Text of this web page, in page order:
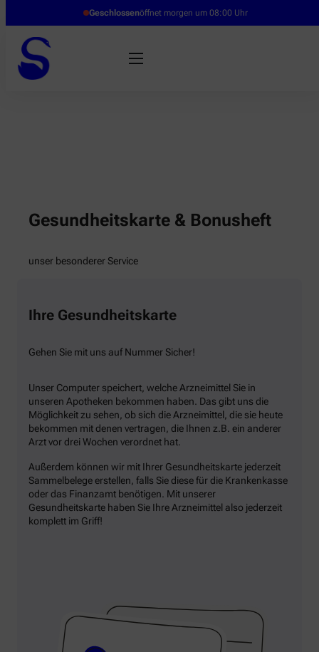
Geschlossenöffnet morgen um 08:00 Uhr
Gesundheitskarte & Bonusheft
unser besonderer Service
Ihre Gesundheitskarte
Gehen Sie mit uns auf Nummer Sicher!
Unser Computer speichert, welche Arzneimittel Sie in
unseren Apotheken bekommen haben. Das gibt uns die
Möglichkeit zu sehen, ob sich die Arzneimittel, die sie heute
bekommen mit denen vertragen, die Ihnen z.B. ein anderer
Arzt vor drei Wochen verordnet hat.
Außerdem können wir mit Ihrer Gesundheitskarte jederzeit
Sammelbelege erstellen, falls Sie diese für die Krankenkasse
oder das Finanzamt benötigen. Mit unserer
Gesundheitskarte haben Sie Ihre Arzneimittel also jederzeit
komplett im Griff!